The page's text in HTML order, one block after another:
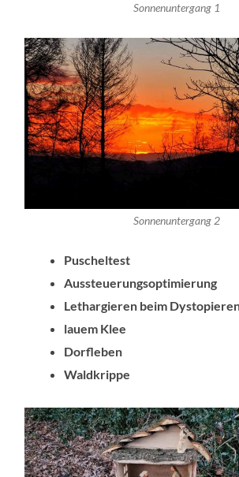
Sonnenuntergang 1
Sonnenuntergang 2
Puscheltest
Aussteuerungsoptimierung
Lethargieren beim
lauem Klee
Dorfleben
Waldkrippe